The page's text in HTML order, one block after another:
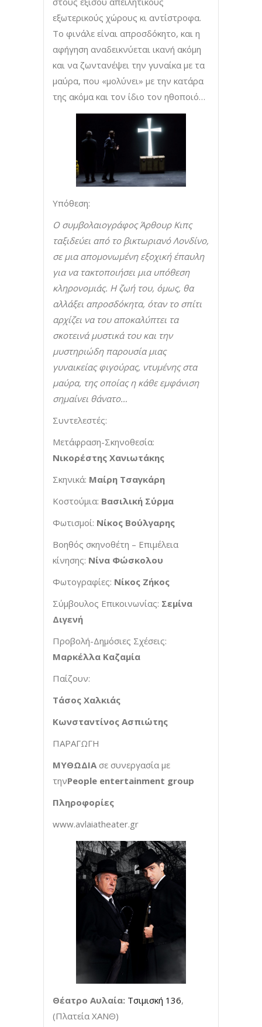
εξωτερικούς χώρους κι αντίστροφα.
Το φινάλε είναι απροσδόκητο, και η
αφήγηση αναδεικνύεται ικανή ακόμη
και να ζωντανέψει την γυναίκα με τα
μαύρα, που «μολύνει» με την κατάρα
της ακόμα και τον ίδιο τον ηθοποιό…
Υπόθεση:
Ο συμβολαιογράφος Άρθουρ Κιπς
ταξιδεύει από το βικτωριανό Λονδίνο,
σε μια απομονωμένη εξοχική έπαυλη
για να τακτοποιήσει μια υπόθεση
κληρονομιάς. Η ζωή του, όμως, θα
αλλάξει απροσδόκητα, όταν το σπίτι
αρχίζει να του αποκαλύπτει τα
σκοτεινά μυστικά του και την
μυστηριώδη παρουσία μιας
γυναικείας φιγούρας, ντυμένης στα
μαύρα, της οποίας η κάθε εμφάνιση
σημαίνει θάνατο…
Συντελεστές:
Μετάφραση-Σκηνοθεσία:
Νικορέστης Χανιωτάκης
Σκηνικά: Μαίρη Τσαγκάρη
Κοστούμια: Βασιλική Σύρμα
Φωτισμοί: Νίκος Βούλγαρης
Βοηθός σκηνοθέτη – Επιμέλεια
κίνησης: Νίνα Φώσκολου
Φωτογραφίες: Νίκος Ζήκος
Σύμβουλος Επικοινωνίας: Σεμίνα
Διγενή
Προβολή-Δημόσιες Σχέσεις:
Μαρκέλλα Καζαμία
Παίζουν:
Τάσος Χαλκιάς
Κωνσταντίνος Ασπιώτης
ΠΑΡΑΓΩΓΗ
ΜΥΘΩΔΙΑ σε συνεργασία με
τηνPeople entertainment group
Πληροφορίες
www.avlaiatheater.gr
Θέατρο Αυλαία: Τσιμισκή 136,
(Πλατεία ΧΑΝΘ)